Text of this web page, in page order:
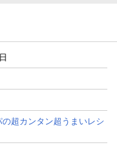
超カンタン超うまいレシ